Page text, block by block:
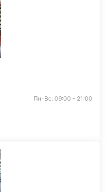
Пн-Вс: 09:00 - 21:00